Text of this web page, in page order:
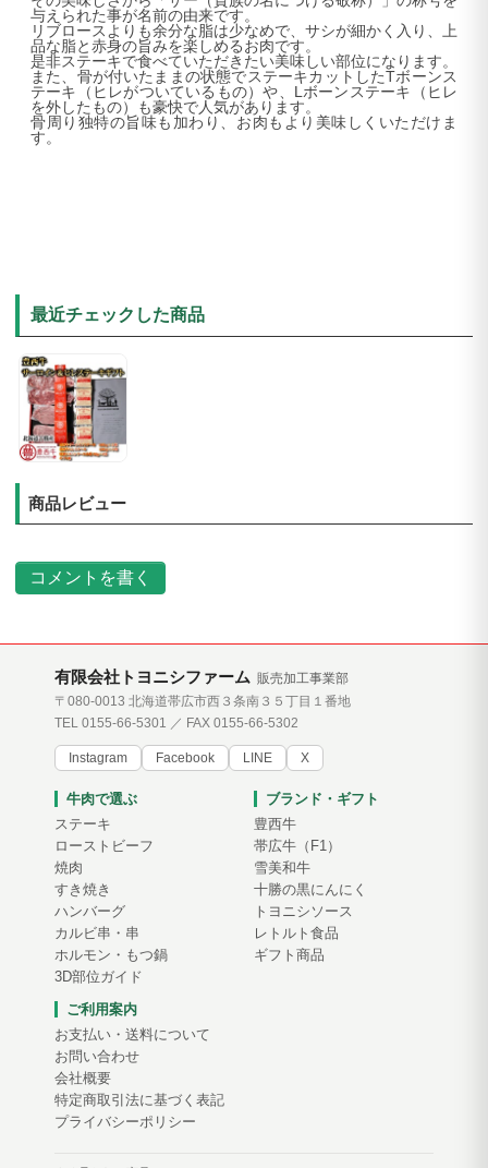
与えられた事が名前の由来です。
リブロースよりも余分な脂は少なめで、サシが細かく入り、上
品な脂と赤身の旨みを楽しめるお肉です。
是非ステーキで食べていただきたい美味しい部位になります。
また、骨が付いたままの状態でステーキカットしたTボーンス
テーキ（ヒレがついているもの）や、Lボーンステーキ（ヒレ
を外したもの）も豪快で人気があります。
骨周り独特の旨味も加わり、お肉もより美味しくいただけま
す。
最近チェックした商品
商品レビュー
コメントを書く
有限会社トヨニシファーム 販売加工事業部
〒080-0013 北海道帯広市西３条南３５丁目１番地
TEL 0155-66-5301 ／ FAX 0155-66-5302
Instagram Facebook LINE X
牛肉で選ぶ
ステーキ
ローストビーフ
焼肉
すき焼き
ハンバーグ
カルビ串・串
ホルモン・もつ鍋
3D部位ガイド
ブランド・ギフト
豊西牛
帯広牛（F1）
雪美和牛
十勝の黒にんにく
トヨニシソース
レトルト食品
ギフト商品
ご利用案内
お支払い・送料について
お問い合わせ
会社概要
特定商取引法に基づく表記
プライバシーポリシー